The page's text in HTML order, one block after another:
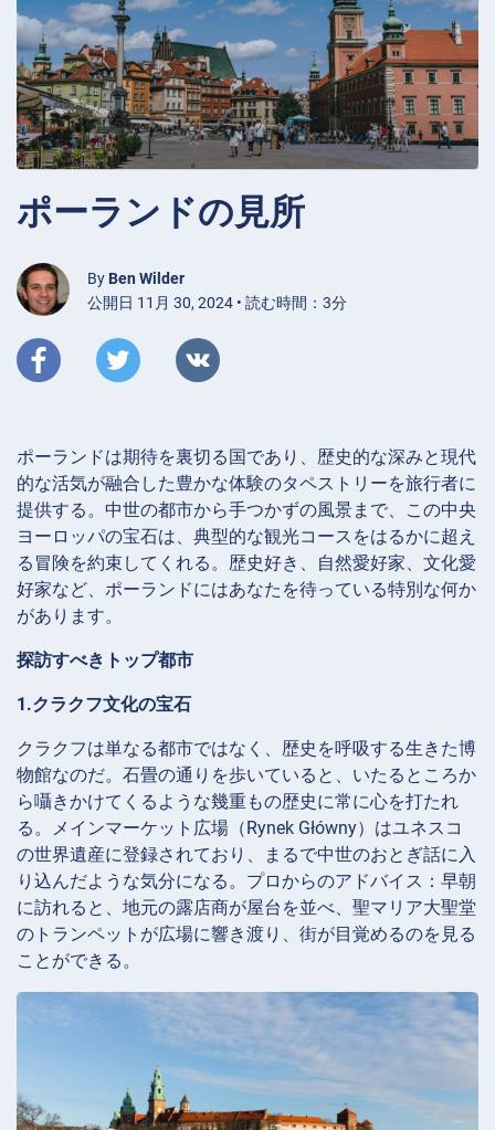
ポーランドの見所
By Ben Wilder
公開日 11月 30, 2024 • 読む時間：3分
ポーランドは期待を裏切る国であり、歴史的な深みと現代
的な活気が融合した豊かな体験のタペストリーを旅行者に
提供する。中世の都市から手つかずの風景まで、この中央
ヨーロッパの宝石は、典型的な観光コースをはるかに超え
る冒険を約束してくれる。歴史好き、自然愛好家、文化愛
好家など、ポーランドにはあなたを待っている特別な何か
があります。
探訪すべきトップ都市
1.クラクフ文化の宝石
クラクフは単なる都市ではなく、歴史を呼吸する生きた博
物館なのだ。石畳の通りを歩いていると、いたるところか
ら囁きかけてくるような幾重もの歴史に常に心を打たれ
る。メインマーケット広場（Rynek Główny）はユネスコ
の世界遺産に登録されており、まるで中世のおとぎ話に入
り込んだような気分になる。プロからのアドバイス：早朝
に訪れると、地元の露店商が屋台を並べ、聖マリア大聖堂
のトランペットが広場に響き渡り、街が目覚めるのを見る
ことができる。